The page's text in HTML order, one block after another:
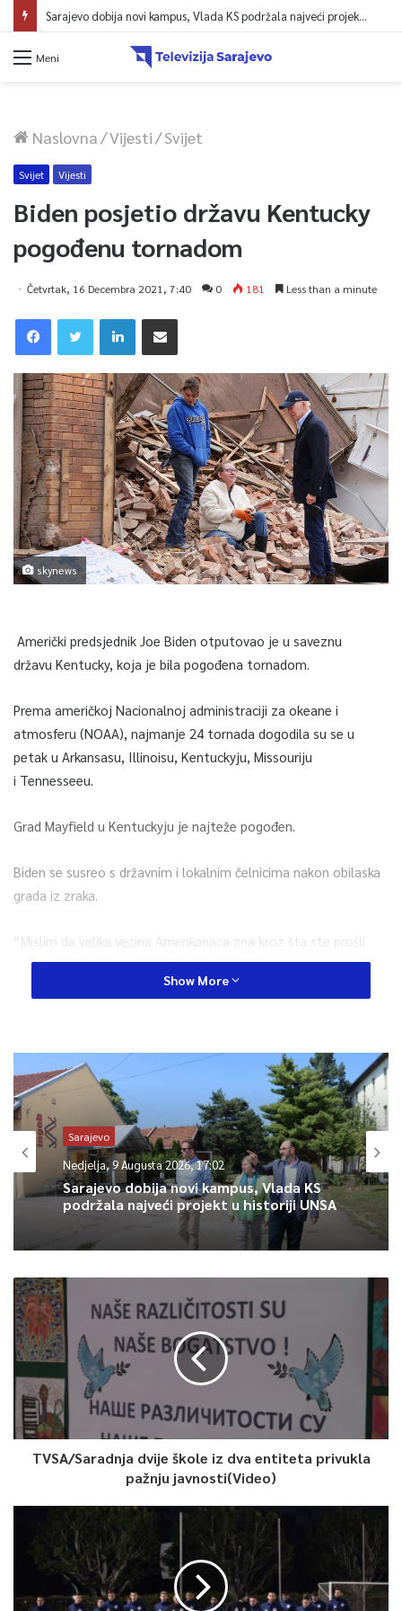
Meni
Naslovna/Vijesti/Svijet
Svijet Vijesti
Biden posjetio državu Kentucky
pogođenu tornadom
Četvrtak, 16 Decembra 2021, 7:40 0 181 Less than a minute
skynews
Američki predsjednik Joe Biden otputovao je u saveznu
državu Kentucky, koja je bila pogođena tornadom.
Prema američkoj Nacionalnoj administraciji za okeane i
atmosferu (NOAA), najmanje 24 tornada dogodila su se u
petak u Arkansasu, Illinoisu, Kentuckyju, Missouriju
i Tennesseeu.
Grad Mayfield u Kentuckyju je najteže pogođen.
Biden se susreo s državnim i lokalnim čelnicima nakon obilaska
grada iz zraka.
“Mislim da velika većina Amerikanaca zna kroz šta ste prošli
samo gledajući na televiziji”, rekao je Biden.
Najmanje 14 ljudi je poginulo u drugim državama.
0
Article Rating
Show More
Sarajevo
Nedjelja, 9 Augusta 2026, 17:02
Sarajevo dobija novi kampus, Vlada KS
podržala najveći projekt u historiji UNSA
TVSA/Saradnja dvije škole iz dva entiteta privukla
pažnju javnosti(Video)